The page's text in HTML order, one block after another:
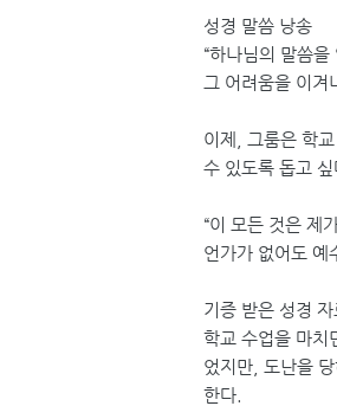
성경 말씀 낭송
“하나님의 말씀
그 어려움을 이겨
이제, 그룸은 학
수 있도록 돕고 싶
“이 모든 것은 제
언가가 없어도 예
기증 받은 성경
학교 수업을 마치
었지만, 도난을
한다.